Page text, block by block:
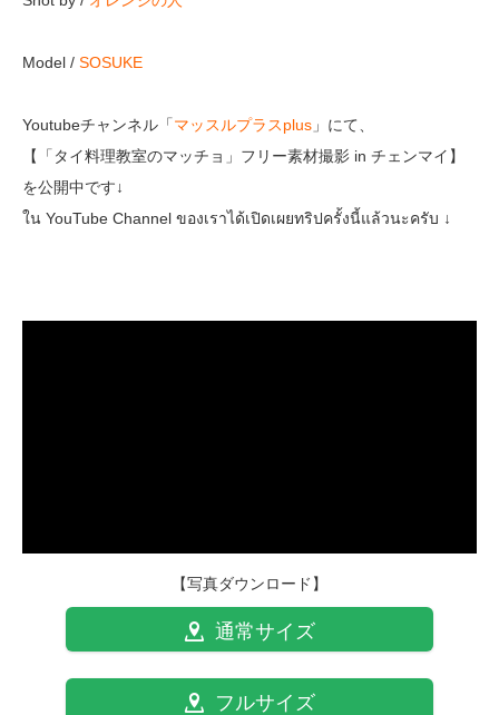
Model / SOSUKE
Youtubeチャンネル「マッスルプラスplus 」にて、
【「タイ料理教室のマッチョ」フリー素材撮影 in チェンマイ】
を公開中です↓
ใน YouTube Channel ของเราได้เปิดเผยทริปครั้งนี้แล้วนะครับ ↓
【写真ダウンロード】
通常サイズ
フルサイズ